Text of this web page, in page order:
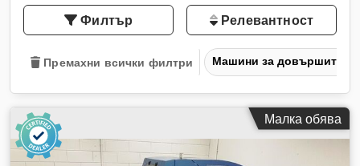
Филтър Релевантност
Премахни всички филтри Машини за
Малка обява